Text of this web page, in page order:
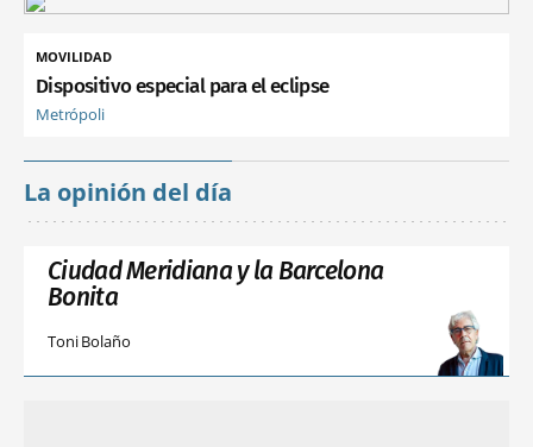
MOVILIDAD
Dispositivo especial para el eclipse
Metrópoli
La opinión del día
Ciudad Meridiana y la Barcelona
Bonita
Toni Bolaño